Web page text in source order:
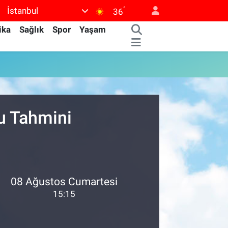
İstanbul 36°
Sağlık Spor
Yaşam
Tahmini
08 Ağustos Cumartesi
15:15